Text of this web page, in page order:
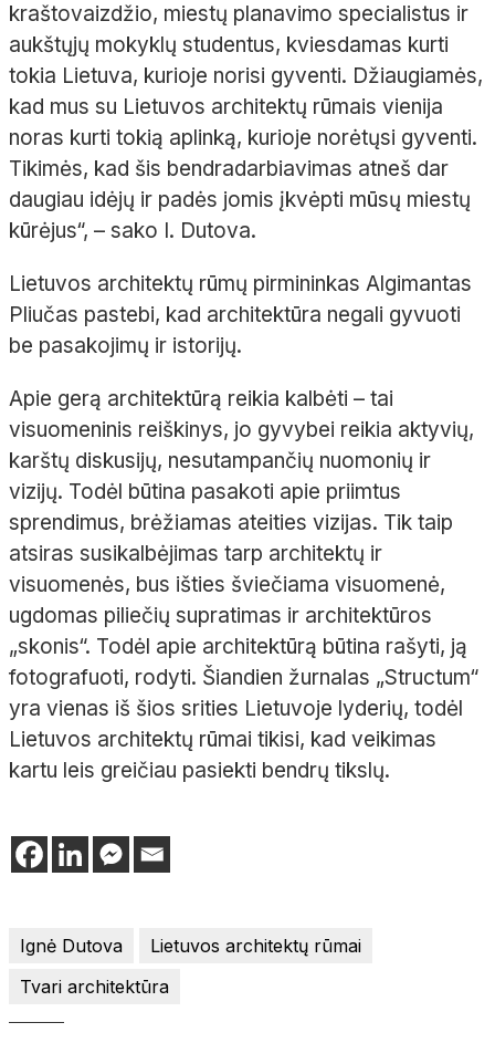
kraštovaizdžio, miestų planavimo specialistus ir
aukštųjų mokyklų studentus, kviesdamas kurti
tokia Lietuva, kurioje norisi gyventi. Džiaugiamės,
kad mus su Lietuvos architektų rūmais vienija
noras kurti tokią aplinką, kurioje norėtųsi gyventi.
Tikimės, kad šis bendradarbiavimas atneš dar
daugiau idėjų ir padės jomis įkvėpti mūsų miestų
kūrėjus“, – sako I. Dutova.
Lietuvos architektų rūmų pirmininkas Algimantas
Pliučas pastebi, kad architektūra negali gyvuoti
be pasakojimų ir istorijų.
Apie gerą architektūrą reikia kalbėti – tai
visuomeninis reiškinys, jo gyvybei reikia aktyvių,
karštų diskusijų, nesutampančių nuomonių ir
vizijų. Todėl būtina pasakoti apie priimtus
sprendimus, brėžiamas ateities vizijas. Tik taip
atsiras susikalbėjimas tarp architektų ir
visuomenės, bus išties šviečiama visuomenė,
ugdomas piliečių supratimas ir architektūros
„skonis“. Todėl apie architektūrą būtina rašyti, ją
fotografuoti, rodyti. Šiandien žurnalas „Structum“
yra vienas iš šios srities Lietuvoje lyderių, todėl
Lietuvos architektų rūmai tikisi, kad veikimas
kartu leis greičiau pasiekti bendrų tikslų.
Ignė Dutova
Lietuvos architektų rūmai
Tvari architektūra